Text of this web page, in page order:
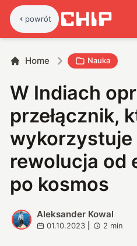
powrót
Home Nauka
W Indiach
przełącznik,
wykorzystuje
rewolucja od
po kosmos
A
Aleksander Kowal
01.10.2023 2 min